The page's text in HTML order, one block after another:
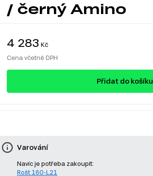
/ černý Amino
4 283 Kč
Cena včetně DPH
Přidat do košíku
Varování
Navíc je potřeba zakoupit:
Rošt 160-L21